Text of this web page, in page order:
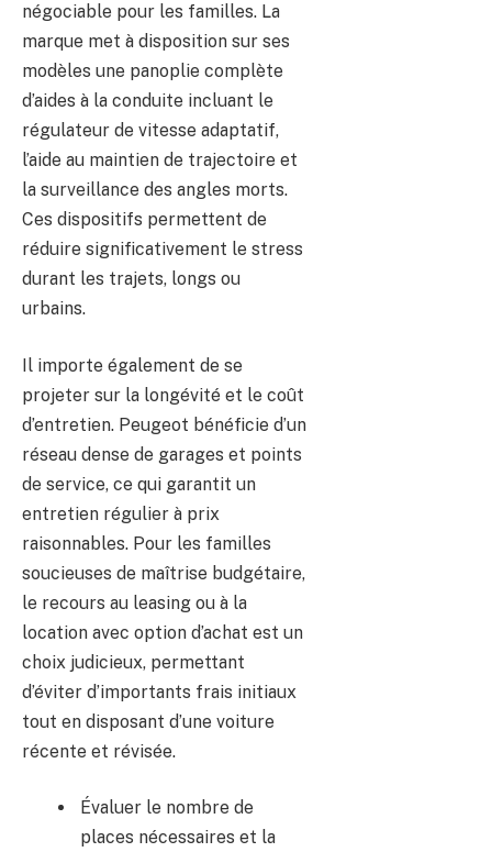
négociable pour les familles. La
marque met à disposition sur ses
modèles une panoplie complète
d’aides à la conduite incluant le
régulateur de vitesse adaptatif,
l’aide au maintien de trajectoire et
la surveillance des angles morts.
Ces dispositifs permettent de
réduire significativement le stress
durant les trajets, longs ou
urbains.
Il importe également de se
projeter sur la longévité et le coût
d’entretien. Peugeot bénéficie d’un
réseau dense de garages et points
de service, ce qui garantit un
entretien régulier à prix
raisonnables. Pour les familles
soucieuses de maîtrise budgétaire,
le recours au leasing ou à la
location avec option d’achat est un
choix judicieux, permettant
d’éviter d’importants frais initiaux
tout en disposant d’une voiture
récente et révisée.
Évaluer le nombre de
places nécessaires et la